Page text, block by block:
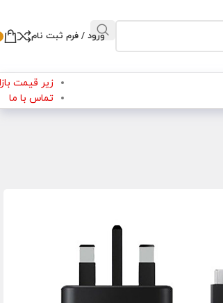
ورود / فرم ثبت نام
زیر قیمت
تماس با ما